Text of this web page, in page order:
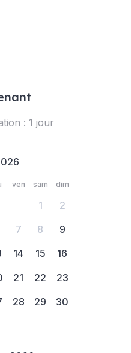
: 1 jour
ven sam dim
1
2
7 8
9
14 15
16
21 22
23
28 29
30